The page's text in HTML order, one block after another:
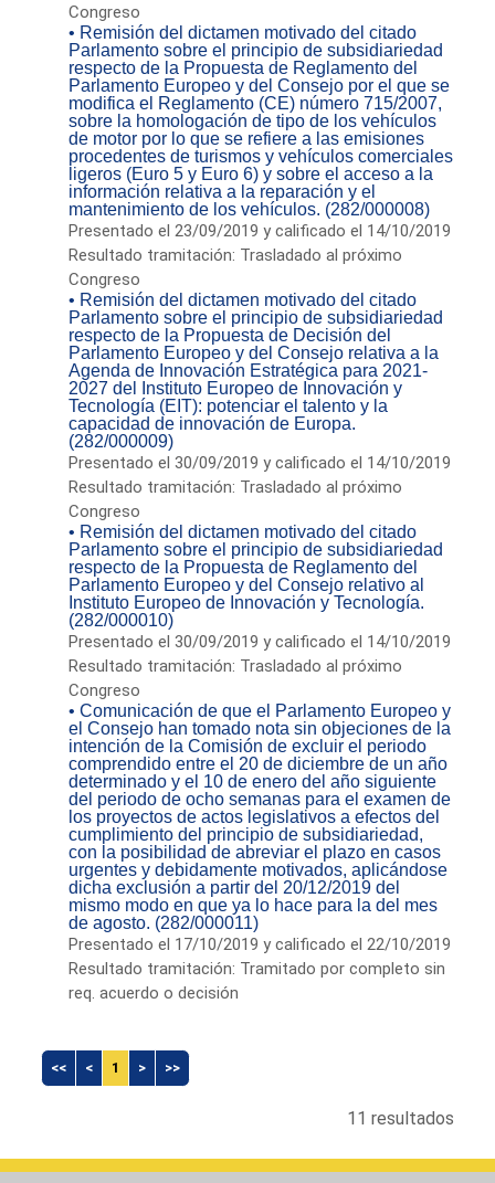
Congreso
• Remisión del dictamen motivado del citado
Parlamento sobre el principio de subsidiariedad
respecto de la Propuesta de Reglamento del
Parlamento Europeo y del Consejo por el que se
modifica el Reglamento (CE) número 715/2007,
sobre la homologación de tipo de los vehículos
de motor por lo que se refiere a las emisiones
procedentes de turismos y vehículos comerciales
ligeros (Euro 5 y Euro 6) y sobre el acceso a la
información relativa a la reparación y el
mantenimiento de los vehículos. (282/000008)
Presentado el 23/09/2019 y calificado el 14/10/2019
Resultado tramitación: Trasladado al próximo
Congreso
• Remisión del dictamen motivado del citado
Parlamento sobre el principio de subsidiariedad
respecto de la Propuesta de Decisión del
Parlamento Europeo y del Consejo relativa a la
Agenda de Innovación Estratégica para 2021-
2027 del Instituto Europeo de Innovación y
Tecnología (EIT): potenciar el talento y la
capacidad de innovación de Europa.
(282/000009)
Presentado el 30/09/2019 y calificado el 14/10/2019
Resultado tramitación: Trasladado al próximo
Congreso
• Remisión del dictamen motivado del citado
Parlamento sobre el principio de subsidiariedad
respecto de la Propuesta de Reglamento del
Parlamento Europeo y del Consejo relativo al
Instituto Europeo de Innovación y Tecnología.
(282/000010)
Presentado el 30/09/2019 y calificado el 14/10/2019
Resultado tramitación: Trasladado al próximo
Congreso
• Comunicación de que el Parlamento Europeo y
el Consejo han tomado nota sin objeciones de la
intención de la Comisión de excluir el periodo
comprendido entre el 20 de diciembre de un año
determinado y el 10 de enero del año siguiente
del periodo de ocho semanas para el examen de
los proyectos de actos legislativos a efectos del
cumplimiento del principio de subsidiariedad,
con la posibilidad de abreviar el plazo en casos
urgentes y debidamente motivados, aplicándose
dicha exclusión a partir del 20/12/2019 del
mismo modo en que ya lo hace para la del mes
de agosto. (282/000011)
Presentado el 17/10/2019 y calificado el 22/10/2019
Resultado tramitación: Tramitado por completo sin
req. acuerdo o decisión
<< < 1 > >>
11 resultados